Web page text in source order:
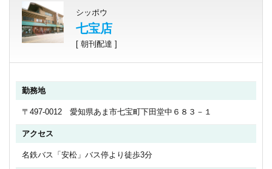
シッポウ
七宝店
[ 朝刊配達 ]
勤務地
〒497-0012 愛知県あま市七宝町下田堂中６８３－１
アクセス
名鉄バス「安松」バス停より徒歩3分